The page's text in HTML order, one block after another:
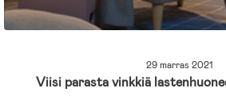
29 marras 2021
Viisi parasta vinkkiä